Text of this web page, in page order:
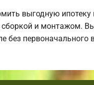
выгодную
и монтажом.
без